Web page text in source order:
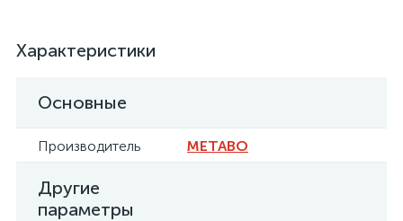
Характеристики
Основные
Производитель METABO
Другие
параметры